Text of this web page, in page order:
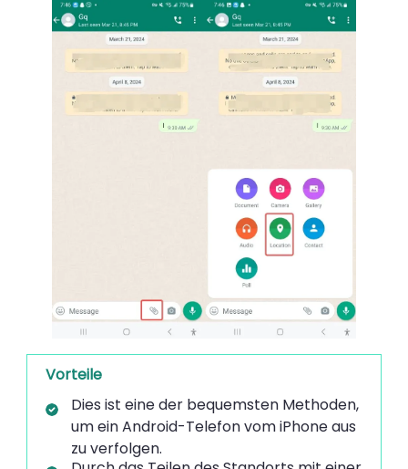
Vorteile
Dies ist eine der bequemsten Methoden,
um ein Android-Telefon vom iPhone aus
zu verfolgen.